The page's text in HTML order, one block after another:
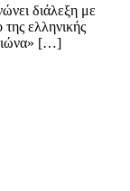
διάλεξη με
ελληνικής
[…]